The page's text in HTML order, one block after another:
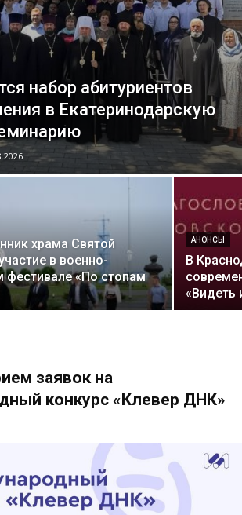
набор абитуриентов
в Екатеринодарскую
храма Святой
в военно-
фестивале «По стопам
АНОНСЫ
В
«Видеть
заявок на
конкурс «Клевер ДНК»